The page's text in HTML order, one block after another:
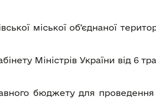
міської об’єднаної
Міністрів України від 6
бюджету для